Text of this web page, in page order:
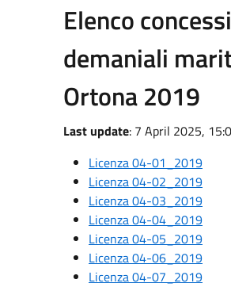
Elenco
demaniali
Ortona 2019
Last update: 7 April 2025,
Licenza 04-01_2019
Licenza 04-02_2019
Licenza 04-03_2019
Licenza 04-04_2019
Licenza 04-05_2019
Licenza 04-06_2019
Licenza 04-07_2019